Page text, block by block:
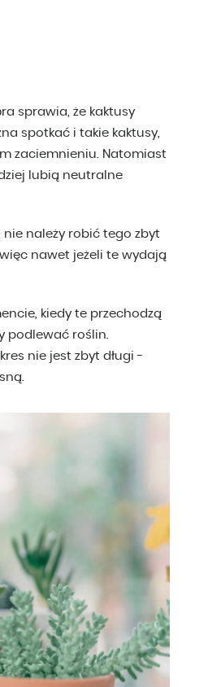
sprawia, że kaktusy
spotkać i takie kaktusy,
zaciemnieniu. Natomiast
lubią neutralne
nie należy robić tego zbyt
nawet jeżeli te wydają
kiedy te przechodzą
podlewać roślin.
nie jest zbyt długi -